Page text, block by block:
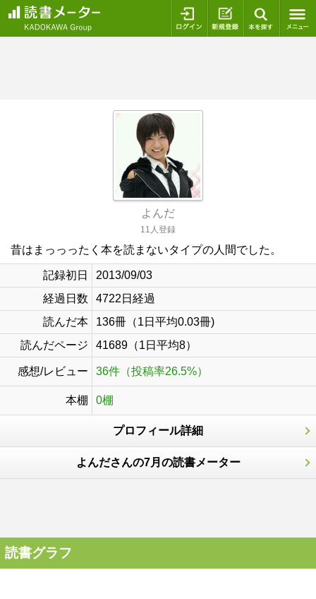
ログイン 新規登録
よんだ
11人登録
昔はまっっったく本を読まないタイプの人間でした。
記録初日
2013/09/03
経過日数
4722日経過
読んだ本
136冊（1日平均0.03冊)
読んだページ
41689（1日平均8）
感想/レビュー 36件（投稿率26.5%）
本棚 0棚
プロフィール詳細
よんださんの7月の読書メーター
読書グラフ